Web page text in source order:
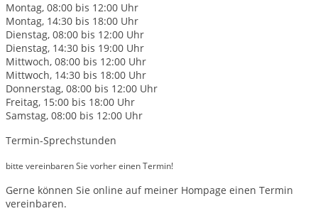
Montag, 08:00 bis 12:00 Uhr
Montag, 14:30 bis 18:00 Uhr
Dienstag, 08:00 bis 12:00 Uhr
Dienstag, 14:30 bis 19:00 Uhr
Mittwoch, 08:00 bis 12:00 Uhr
Mittwoch, 14:30 bis 18:00 Uhr
Donnerstag, 08:00 bis 12:00 Uhr
Freitag, 15:00 bis 18:00 Uhr
Samstag, 08:00 bis 12:00 Uhr
Termin-Sprechstunden
bitte vereinbaren Sie vorher einen Termin!
Gerne können Sie online auf meiner Hompage einen Termin
vereinbaren.